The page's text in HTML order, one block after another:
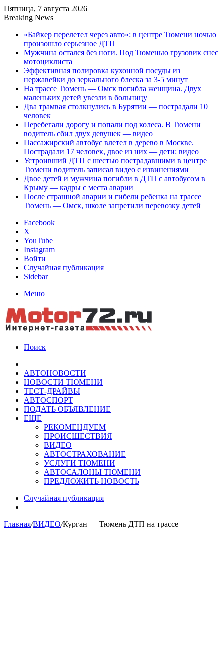
Пятница, 7 августа 2026
Breaking News
«Байкер перелетел через авто»: в центре Тюмени ночью
произошло серьезное ДТП
Мужчина остался без ноги. Под Тюменью грузовик снес
мотоциклиста
Эффективная полировка кухонной посуды из
нержавейки до зеркального блеска за 3-5 минут
На трассе Тюмень — Омск погибла женщина. Двух
маленьких детей увезли в больницу
Два трамвая столкнулись в Бурятии — пострадали 10
человек
Перебегали дорогу и попали под колеса. В Тюмени
водитель сбил двух девушек — видео
Пассажирский автобус влетел в дерево в Москве.
Пострадали 17 человек, двое из них — дети: видео
Устроивший ДТП с шестью пострадавшими в центре
Тюмени водитель записал видео с извинениями
Двое детей и мужчина погибли в ДТП с автобусом в
Крыму — кадры с места аварии
После страшной аварии и гибели ребенка на трассе
Тюмень — Омск, школе запретили перевозку детей
Facebook
X
YouTube
Instagram
Войти
Случайная публикация
Sidebar
Меню
Поиск
АВТОНОВОСТИ
НОВОСТИ ТЮМЕНИ
ТЕСТ-ДРАЙВЫ
АВТОСПОРТ
ПОДАТЬ ОБЪЯВЛЕНИЕ
ЕЩЕ
РЕКОМЕНДУЕМ
ПРОИСШЕСТВИЯ
ВИДЕО
АВТОСТРАХОВАНИЕ
УСЛУГИ ТЮМЕНИ
АВТОСАЛОНЫ ТЮМЕНИ
ПРЕДЛОЖИТЬ НОВОСТЬ
Случайная публикация
Главная/ВИДЕО/Курган — Тюмень ДТП на трассе